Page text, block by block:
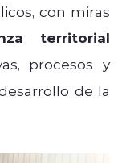
con miras
territorial
procesos y
de la